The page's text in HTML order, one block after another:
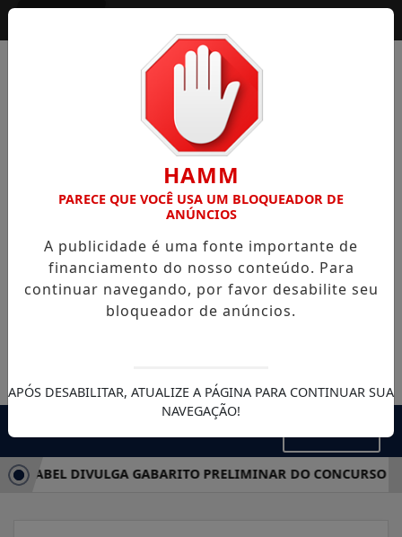
DIVULGA GABARITO PRELIMINAR DO CONCURSO
HAMM
PARECE QUE VOCÊ USA UM BLOQUEADOR DE
ANÚNCIOS
A publicidade é uma fonte importante de
financiamento do nosso conteúdo. Para
continuar navegando, por favor desabilite seu
bloqueador de anúncios.
APÓS DESABILITAR, ATUALIZE A PÁGINA PARA CONTINUAR SUA
NAVEGAÇÃO!